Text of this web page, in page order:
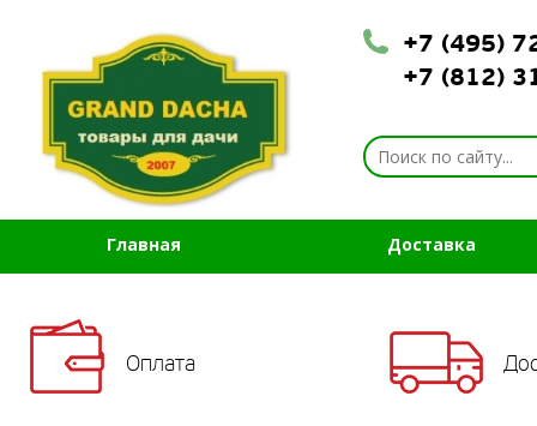
+7 (495)
+7 (812)
Главная Доставка
Оплата